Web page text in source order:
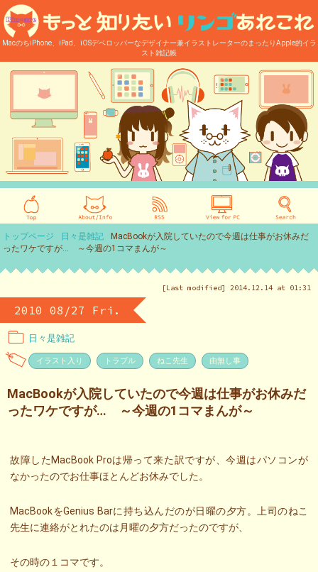
MacのちiPhone、iPad、iOSデベロッパーなデザイナー兼イラストレーターのまったりApple的イラ
スト雑記帳
トップページ 日々是雑記
MacBookが入院していたので今週は仕事がお休みだ
ったワケですが… ～今週の1コマまんが～
[Last modified] 2014.12.14 at 01:31
2010 08/27 Fri.
日々是雑記
イラスト入り トラブル ねこ先生 由無し事
MacBookが入院していたので今週は仕事がお休みだ
ったワケですが… ～今週の1コマまんが～
故障したMacBook Proは帰って来た訳ですが、今週はパソコンが
なかったのでお仕事ほとんどお休みでした。
MacBookをGenius Barに持ち込んだのが日曜の夕方。上司のねこ
先生に連絡がとれたのは月曜の夕方だったのですが、
その時の１コマです。